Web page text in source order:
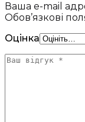
Ваша e-mail
Обов’язкові
Оцінка